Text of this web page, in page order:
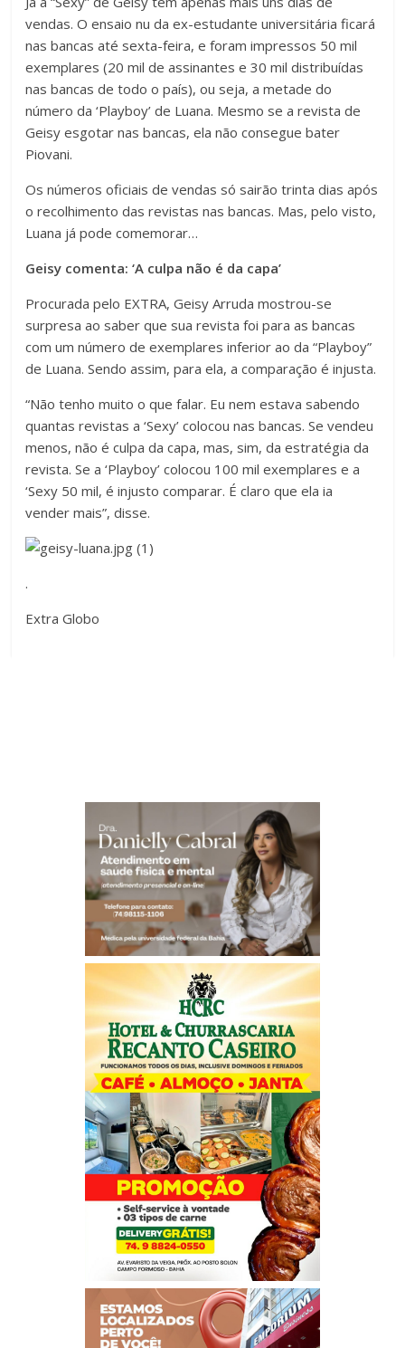
vendas. O ensaio nu da ex-estudante universitária ficará
nas bancas até sexta-feira, e foram impressos 50 mil
exemplares (20 mil de assinantes e 30 mil distribuídas
nas bancas de todo o país), ou seja, a metade do
número da ‘Playboy’ de Luana. Mesmo se a revista de
Geisy esgotar nas bancas, ela não consegue bater
Piovani.
Os números oficiais de vendas só sairão trinta dias após
o recolhimento das revistas nas bancas. Mas, pelo visto,
Luana já pode comemorar…
Geisy comenta: ‘A culpa não é da capa’
Procurada pelo EXTRA, Geisy Arruda mostrou-se
surpresa ao saber que sua revista foi para as bancas
com um número de exemplares inferior ao da “Playboy”
de Luana. Sendo assim, para ela, a comparação é injusta.
“Não tenho muito o que falar. Eu nem estava sabendo
quantas revistas a ‘Sexy’ colocou nas bancas. Se vendeu
menos, não é culpa da capa, mas, sim, da estratégia da
revista. Se a ‘Playboy’ colocou 100 mil exemplares e a
‘Sexy 50 mil, é injusto comparar. É claro que ela ia
vender mais”, disse.
.
Extra Globo